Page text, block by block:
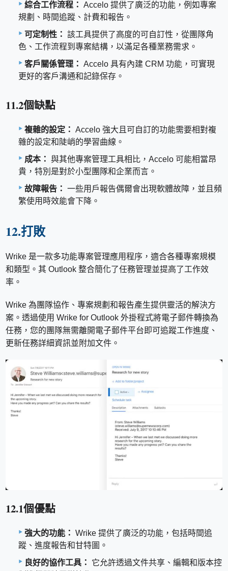
綜合工作流程： Accelo 提供了廣泛的功能，例如專案
規劃、時間追蹤、計費和報告。
可定制性： 該工具提供了高度的可自訂性，從團隊角
色、工作流程到專案結構，以滿足各種業務需求。
客戶關係管理： Accelo 具有內建 CRM 功能，可實現
更好的客戶溝通和記錄保存。
11.2個缺點
複雜的設定： Accelo 強大且可自訂的功能需要相對複
雜的設定和陡峭的學習曲線。
成本： 與其他專案管理工具相比，Accelo 可能相當昂
貴，特別是對於小型團隊和企業而言。
故障報告： 一些用戶報告偶爾會出現軟體故障，並且頻
繁使用時效能會下降。
12.打敗
Wrike 是一款多功能專案管理應用程序，適合各種專案規模
和類型。其 Outlook 整合簡化了任務管理並提高了工作效
率。
Wrike 為團隊協作、專案規劃和報告產生提供靈活的解決方
案。透過使用 Wrike for Outlook 外掛程式將電子郵件轉換為
任務，您的團隊無需離開電子郵件平台即可追蹤工作進度、
更新任務詳細資訊並附加文件。
12.1個優點
強大的功能： Wrike 提供了廣泛的功能，包括時間追
蹤、進度報告和甘特圖。
良好的協作工具：
它允許透過文件共享、編輯和版本控